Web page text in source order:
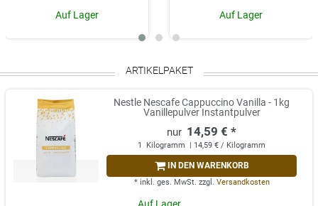
Auf Lager Auf Lager
ARTIKELPAKET
Nestle Nescafe Cappuccino Vanilla - 1kg
Vanillepulver Instantpulver
14,59 € *
1 Kilogramm | 14,59 € / Kilogramm
IN DEN WARENKORB
* inkl. ges. MwSt. zzgl. Versandkosten
Auf Lager